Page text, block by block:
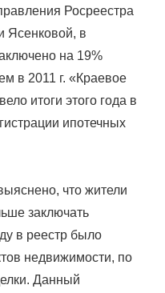
Росреестра
Ясенковой, в
на 19%
в 2011 г. «Краевое
итоги этого года в
ипотечных
что жители
заключать
в реестр было
недвижимости, по
Данный